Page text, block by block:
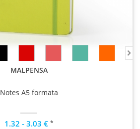
MALPENSA
Notes A5 formata
1.32 - 3.03 € *